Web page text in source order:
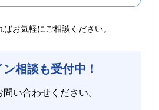
お気軽にご相談ください。
相談も受付中！
い合わせください。